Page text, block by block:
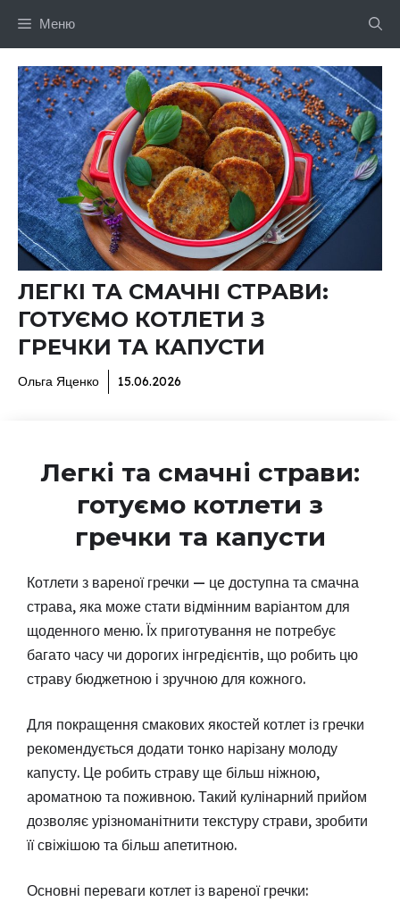
Меню
ЛЕГКІ ТА СМАЧНІ СТРАВИ:
ГОТУЄМО КОТЛЕТИ З
ГРЕЧКИ ТА КАПУСТИ
Ольга Яценко 15.06.2026
Легкі та смачні страви:
готуємо котлети з
гречки та капусти
Котлети з вареної гречки — це доступна та смачна
страва, яка може стати відмінним варіантом для
щоденного меню. Їх приготування не потребує
багато часу чи дорогих інгредієнтів, що робить цю
страву бюджетною і зручною для кожного.
Для покращення смакових якостей котлет із гречки
рекомендується додати тонко нарізану молоду
капусту. Це робить страву ще більш ніжною,
ароматною та поживною. Такий кулінарний прийом
дозволяє урізноманітнити текстуру страви, зробити
її свіжішою та більш апетитною.
Основні переваги котлет із вареної гречки: